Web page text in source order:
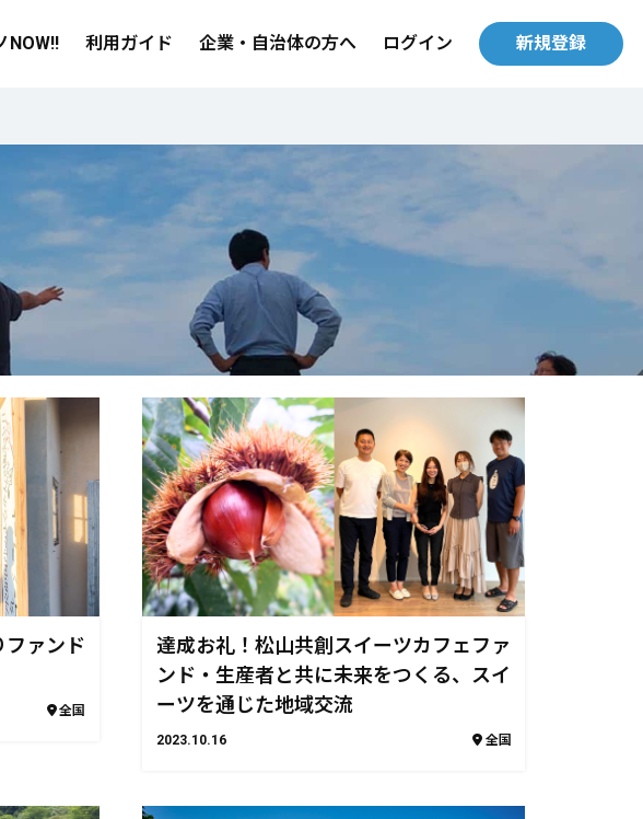
NOW!! 利用ガイド 企業・自治体の方へ ログイン 新規登録
ファンド
全国
達成お礼！松山共創スイーツカフェファ
ンド・生産者と共に未来をつくる、スイ
ーツを通じた地域交流
2023.10.16 全国